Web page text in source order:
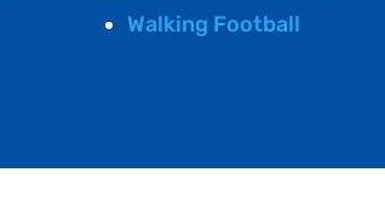
Walking Football